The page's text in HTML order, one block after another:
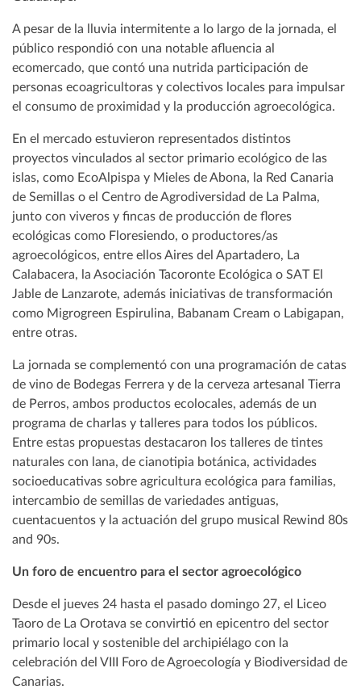
A pesar de la lluvia intermitente a lo largo de la jornada, el
público respondió con una notable afluencia al
ecomercado, que contó una nutrida participación de
personas ecoagricultoras y colectivos locales para impulsar
el consumo de proximidad y la producción agroecológica.
En el mercado estuvieron representados distintos
proyectos vinculados al sector primario ecológico de las
islas, como EcoAlpispa y Mieles de Abona, la Red Canaria
de Semillas o el Centro de Agrodiversidad de La Palma,
junto con viveros y fincas de producción de flores
ecológicas como Floresiendo, o productores/as
agroecológicos, entre ellos Aires del Apartadero, La
Calabacera, la Asociación Tacoronte Ecológica o SAT El
Jable de Lanzarote, además iniciativas de transformación
como Migrogreen Espirulina, Babanam Cream o Labigapan,
entre otras.
La jornada se complementó con una programación de catas
de vino de Bodegas Ferrera y de la cerveza artesanal Tierra
de Perros, ambos productos ecolocales, además de un
programa de charlas y talleres para todos los públicos.
Entre estas propuestas destacaron los talleres de tintes
naturales con lana, de cianotipia botánica, actividades
socioeducativas sobre agricultura ecológica para familias,
intercambio de semillas de variedades antiguas,
cuentacuentos y la actuación del grupo musical Rewind 80s
and 90s.
Un foro de encuentro para el sector agroecológico
Desde el jueves 24 hasta el pasado domingo 27, el Liceo
Taoro de La Orotava se convirtió en epicentro del sector
primario local y sostenible del archipiélago con la
celebración del VIII Foro de Agroecología y Biodiversidad de
Canarias.